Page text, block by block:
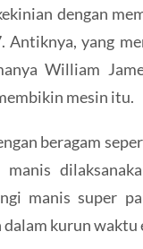
dengan
Antiknya, yang
William
mesin itu.
beragam
manis super
kurun waktu